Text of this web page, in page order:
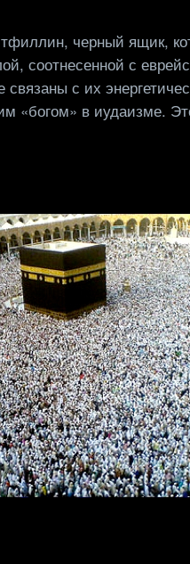
тфиллин, черный ящик,
соотнесенной с
связаны с их
«богом» в иудаизме.